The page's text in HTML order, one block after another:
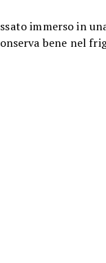
immerso in
bene nel